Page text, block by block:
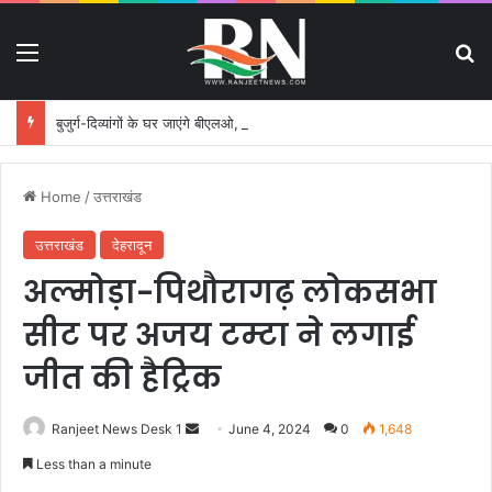
बुजुर्ग-दिव्यांगों के घर जाएंगे बीएलओ, करेंगे नोटिसों का निस्तारण
Home /उत्तराखंड
उत्तराखंड देहरादून
अल्मोड़ा-पिथौरागढ़ लोकसभा
सीट पर अजय टम्टा ने लगाई
जीत की हैट्रिक
Ranjeet News Desk 1 June 4, 2024 0 1,648
Less than a minute